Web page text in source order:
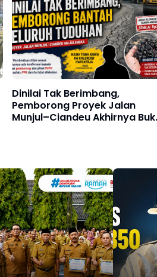
Dinilai Tak Berimbang,
Pemborong Proyek Jalan
Munjul–Ciandeu Akhirnya